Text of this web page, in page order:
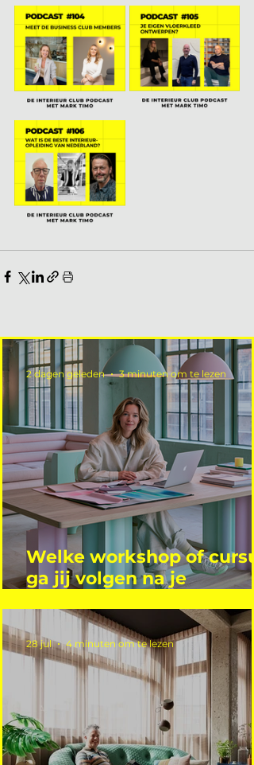
Welke workshop of
ga jij volgen na je
2 dagen geleden 3 minuten om te lezen
28 jul 4 minuten om te lezen